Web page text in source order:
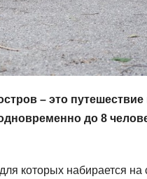
– это путешествие
до 8
которых набирается на